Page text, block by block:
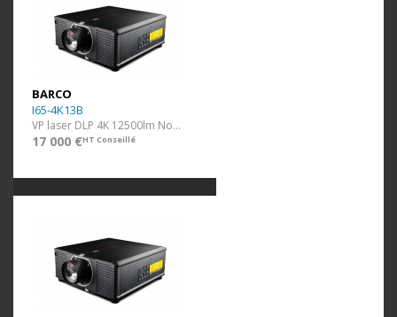
BARCO
I65-4K13B
VP laser DLP 4K 12500lm Noir ss optique
17 000 €HT Conseillé